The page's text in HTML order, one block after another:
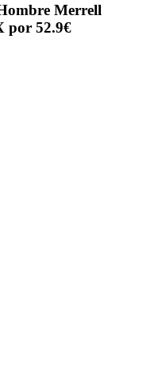
Merrell
por 52.9€